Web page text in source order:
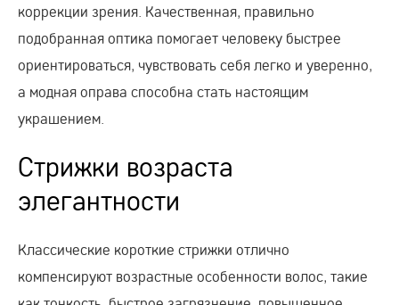
коррекции зрения. Качественная, правильно
подобранная оптика помогает человеку быстрее
ориентироваться, чувствовать себя легко и уверенно,
а модная оправа способна стать настоящим
украшением.
Стрижки возраста
элегантности
Классические короткие стрижки отлично
компенсируют возрастные особенности волос, такие